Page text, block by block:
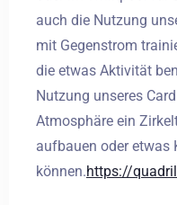
auch die Nutzung
mit Gegenstrom
die etwas Aktivität
Nutzung unseres
Atmosphäre ein
aufbauen oder etwas
können.https://